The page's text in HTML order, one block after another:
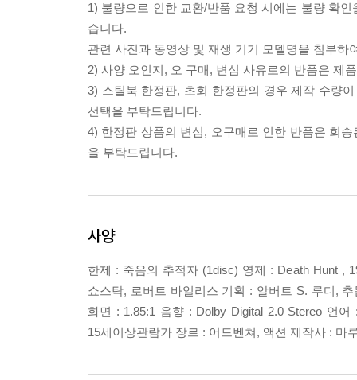
1) 불량으로 인한 교환/반품 요청 시에는 불량 확
습니다.
관련 사진과 동영상 및 재생 기기 모델명을 첨부하
2) 사양 오인지, 오 구매, 변심 사유로의 반품은 제
3) 스틸북 한정판, 초회 한정판의 경우 제작 수량
선택을 부탁드립니다.
4) 한정판 상품의 변심, 오구매로 인한 반품은 회
을 부탁드립니다.
사양
한제 : 죽음의 추적자 (1disc) 영제 : Death Hunt ,
쇼스탁, 로버트 바일리스 기획 : 알버트 S. 루디,
화면 : 1.85:1 음향 : Dolby Digital 2.0 Stereo 언
15세이상관람가 장르 : 어드벤쳐, 액션 제작사 : 마